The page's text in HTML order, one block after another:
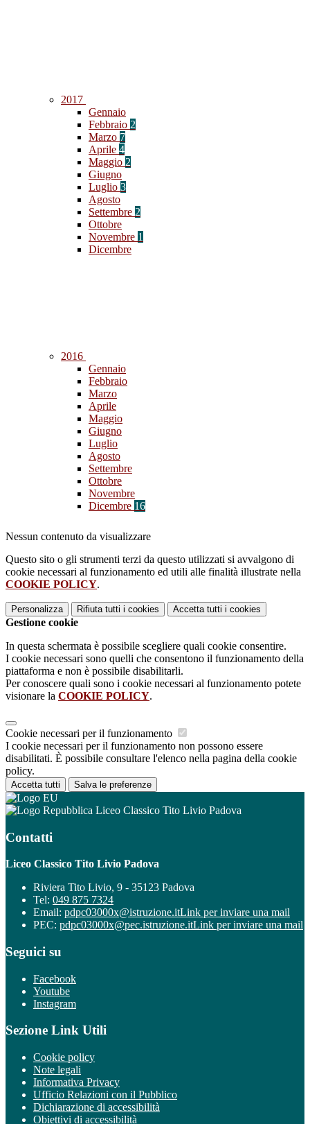
2017
Gennaio
Febbraio 2
Marzo 7
Aprile 4
Maggio 2
Giugno
Luglio 3
Agosto
Settembre 2
Ottobre
Novembre 1
Dicembre
2016
Gennaio
Febbraio
Marzo
Aprile
Maggio
Giugno
Luglio
Agosto
Settembre
Ottobre
Novembre
Dicembre 16
Nessun contenuto da visualizzare
Questo sito o gli strumenti terzi da questo utilizzati si avvalgono di
cookie necessari al funzionamento ed utili alle finalità illustrate nella
COOKIE POLICY.
Personalizza Rifiuta tutti i cookies Accetta tutti i cookies
Gestione cookie
In questa schermata è possibile scegliere quali cookie consentire.
I cookie necessari sono quelli che consentono il funzionamento della
piattaforma e non è possibile disabilitarli.
Per conoscere quali sono i cookie necessari al funzionamento potete
visionare la COOKIE POLICY.
Cookie necessari per il funzionamento
I cookie necessari per il funzionamento non possono essere
disabilitati. È possibile consultare l'elenco nella pagina della cookie
policy.
Accetta tutti Salva le preferenze
Liceo Classico Tito Livio Padova
Contatti
Liceo Classico Tito Livio Padova
Riviera Tito Livio, 9 - 35123 Padova
Tel: 049 875 7324
Email: pdpc03000x@istruzione.itLink per inviare una mail
PEC: pdpc03000x@pec.istruzione.itLink per inviare una mail
Seguici su
Facebook
Youtube
Instagram
Sezione Link Utili
Cookie policy
Note legali
Informativa Privacy
Ufficio Relazioni con il Pubblico
Dichiarazione di accessibilità
Obiettivi di accessibilità